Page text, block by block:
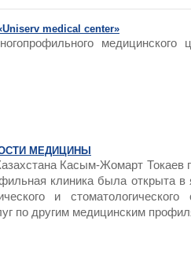
medical center»
медицинского
МЕДИЦИНЫ
Касым-Жомарт Токаев
клиника была открыта в
и
по другим медицинским